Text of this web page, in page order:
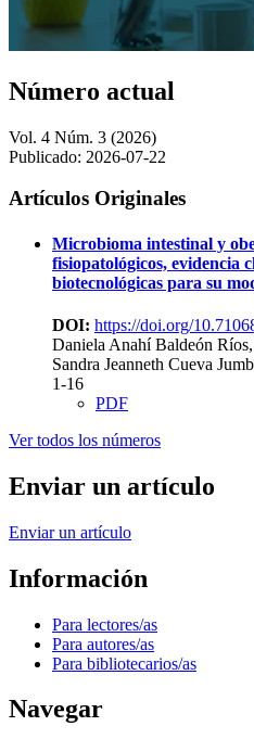
Número actual
Vol. 4 Núm. 3 (2026)
Publicado: 2026-07-22
Artículos Originales
Microbioma intestinal y
fisiopatológicos, evidencia
biotecnológicas para su
DOI: https://doi.org/
Daniela Anahí Baldeón
Sandra Jeanneth Cueva
1-16
PDF
Ver todos los números
Enviar un artículo
Enviar un artículo
Información
Para lectores/as
Para autores/as
Para bibliotecarios/as
Navegar